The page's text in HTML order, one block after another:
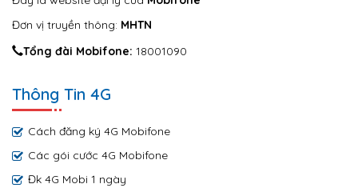
Đơn vị truyền thông: MHTN
Tổng đài Mobifone: 18001090
Thông Tin 4G
Cách đăng ký 4G Mobifone
Các gói cước 4G Mobifone
Đk 4G Mobi 1 ngày